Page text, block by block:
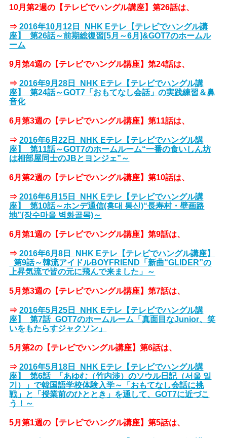
10月第2週の【テレビでハングル講座】第26話は、
⇒ 2016年10月12日_NHK Eテレ【テレビでハングル講
座】_第26話～前期総復習[5月～6月]&GOT7のホームル
ーム
9月第4週の【テレビでハングル講座】第24話は、
⇒2016年9月28日_NHK Eテレ【テレビでハングル講
座】_第24話～GOT7「おもてなし会話」の実践練習＆鼻
音化
6月第3週の【テレビでハングル講座】第11話は、
⇒2016年6月22日_NHK Eテレ【テレビでハングル講
座】_第11話～GOT7のホームルーム“一番の食いしん坊
は相部屋同士のJBとヨンジェ”～
6月第2週の【テレビでハングル講座】第10話は、
⇒2016年6月15日_NHK Eテレ【テレビでハングル講
座】_第10話～ホンデ通信(홍대 통신)“長寿村・壁画路
地”(장수마을 벽화골목)～
6月第1週の【テレビでハングル講座】第9話は、
⇒2016年6月8日_NHK Eテレ【テレビでハングル講座】
_第9話～韓流アイドルBOYFRIEND「新曲“GLIDER”の
上昇気流で皆の元に飛んで来ました」～
5月第3週の【テレビでハングル講座】第7話は、
⇒2016年5月25日_NHK Eテレ【テレビでハングル講
座】_第7話_GOT7のホームルーム「真面目なJunior、笑
いをもたらすジャクソン」
5月第2の【テレビでハングル講座】第6話は、
⇒ 2016年5月18日_NHK Eテレ【テレビでハングル講
座】_第6話_「あゆむ（竹内渉）のソウル日記（서울 일
기）」で韓国語学校体験入学～「おもてなし会話に挑
戦」と「授業前のひととき」を通して、GOT7に近づこ
う！～
5月第1週の【テレビでハングル講座】第5話は、